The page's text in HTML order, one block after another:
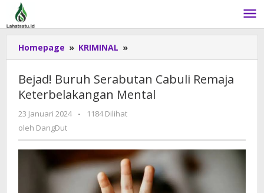
Lewati
konten
Homepage » KRIMINAL »
Buruh
Serabutan
Cabuli
Remaja
Bejad! Buruh Serabutan Cabuli Remaja
Keterbelakangan Mental
23 Januari 2024
oleh
-
1184 Dilihat
oleh DangDut